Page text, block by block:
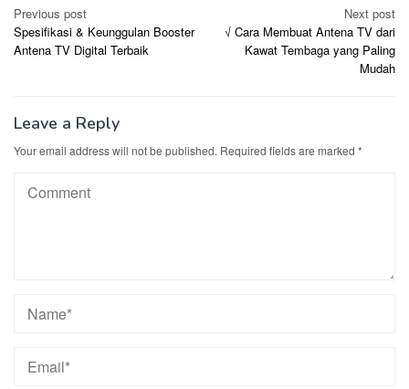
Post
navigation
Previous post
Spesifikasi & Keunggulan Booster
Antena TV Digital Terbaik
Next post
√ Cara Membuat Antena TV dari
Kawat Tembaga yang Paling
Mudah
Leave a Reply
Your email address will not be published. Required fields are marked *